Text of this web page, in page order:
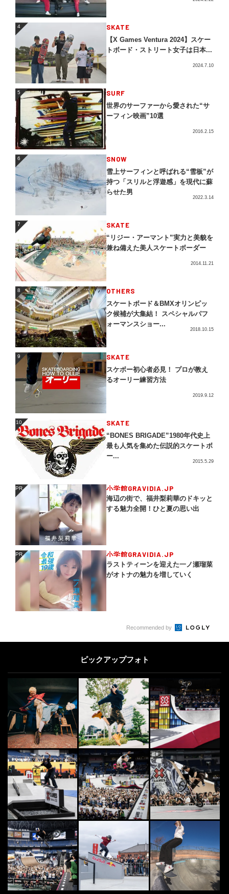
4 SKATE
【X Games Ventura 2024】スケー
トボード・ストリート女子は日本...
2024.7.10
5 SURF
世界のサーファーから愛された“サ
ーフィン映画”10選
2016.2.15
6 SNOW
雪上サーフィンと呼ばれる“雪板”が
持つ「スリルと浮遊感」を現代に蘇
らせた男
2022.3.14
7 SKATE
“リジー・アーマント”実力と美貌を
兼ね備えた美人スケートボーダー
2014.11.21
8 OTHERS
スケートボード＆BMXオリンピッ
ク候補が大集結！ スペシャルパフ
ォーマンスショー...
2018.10.15
9 SKATE
スケボー初心者必見！ プロが教え
るオーリー練習方法
2019.9.12
10 SKATE
“BONES BRIGADE”1980年代史上
最も人気を集めた伝説的スケートボ
ー...
2015.5.29
PR 小学館GRAVIDIA.JP
海辺の街で、福井梨莉華のドキッと
する魅力全開！ひと夏の思い出
PR 小学館GRAVIDIA.JP
ラストティーンを迎えた一ノ瀬瑠菜
がオトナの魅力を増していく
Recommended by
ピックアップフォト